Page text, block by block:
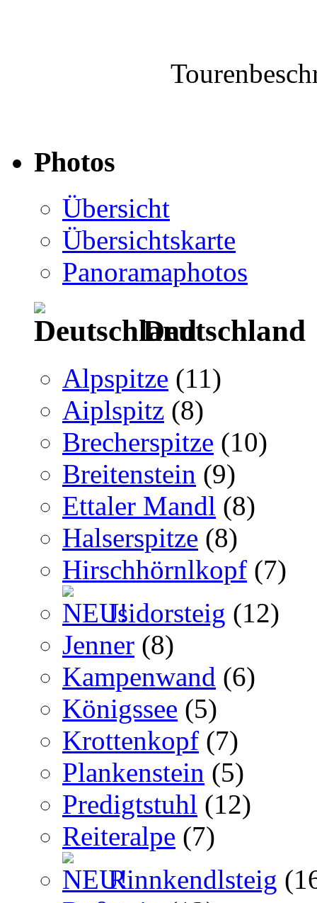
Photos
Übersicht
Übersichtskarte
Panoramaphotos
Deutschland
Alpspitze (11)
Aiplspitz (8)
Brecherspitze (10)
Breitenstein (9)
Ettaler Mandl (8)
Halserspitze (8)
Hirschhörnlkopf (7)
Isidorsteig (12)
Jenner (8)
Kampenwand (6)
Königssee (5)
Krottenkopf (7)
Plankenstein (5)
Predigtstuhl (12)
Reiteralpe (7)
Rinnkendlsteig